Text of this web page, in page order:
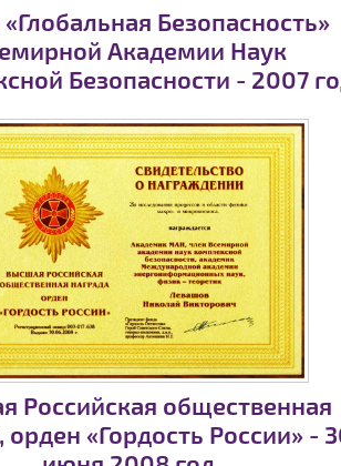
Безопасность»
Академии Наук
Безопасности - 2007
Российская общественная
орден «Гордость России» -